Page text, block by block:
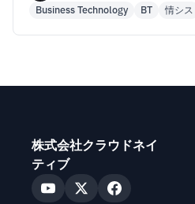
Business Technology BT 情シス
株式会社クラウドネイ
ティブ